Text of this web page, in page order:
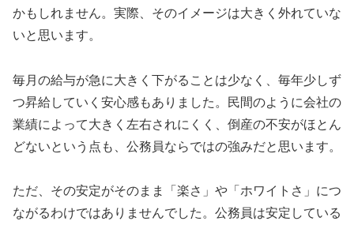
かもしれません。実際、そのイメージは大きく外れていな
いと思います。
毎月の給与が急に大きく下がることは少なく、毎年少しず
つ昇給していく安心感もありました。民間のように会社の
業績によって大きく左右されにくく、倒産の不安がほとん
どないという点も、公務員ならではの強みだと思います。
ただ、その安定がそのまま「楽さ」や「ホワイトさ」につ
ながるわけではありませんでした。公務員は安定している